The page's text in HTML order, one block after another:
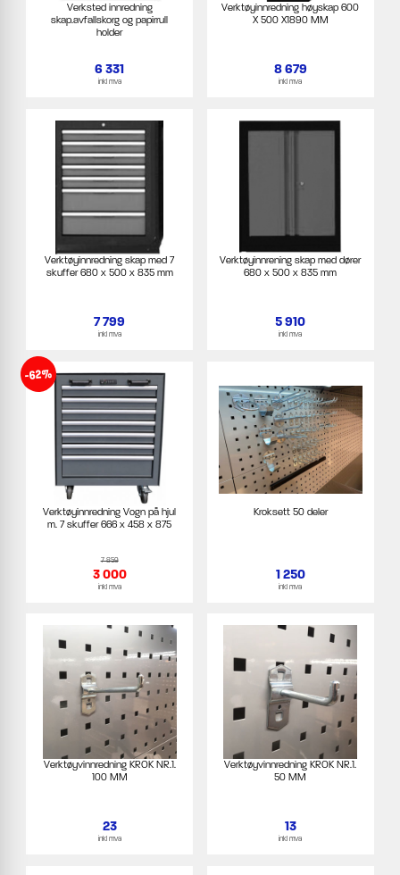
Verksted innredning
skap.avfallskorg og papirrull
holder
6 331
inkl mva
Verktøyinnredning høyskap 600
X 500 X1890 MM
8 679
inkl mva
Verktøyinnredning skap med 7
skuffer 680 x 500 x 835 mm
7 799
inkl mva
Verktøyinnrening skap med dører
680 x 500 x 835 mm
5 910
inkl mva
-62%
Verktøyinnredning Vogn på hjul
m. 7 skuffer 666 x 458 x 875
7 859
3 000
inkl mva
Kroksett 50 deler
1 250
inkl mva
Verktøyvinnredning KROK NR.1.
100 MM
23
inkl mva
Verktøyvinnredning KROK NR.1.
50 MM
13
inkl mva